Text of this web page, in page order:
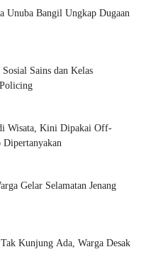
Unuba Bangil Ungkap Dugaan
Sains dan Kelas
Wisata, Kini Dipakai Off-
Dipertanyakan
Gelar Selamatan Jenang
Kunjung Ada, Warga Desak